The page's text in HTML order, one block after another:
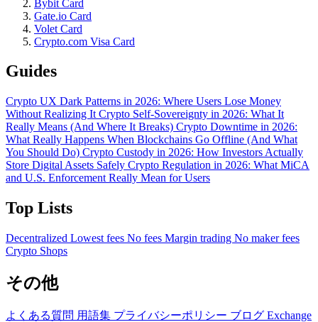
Bybit Card
Gate.io Card
Volet Card
Crypto.com Visa Card
Guides
Crypto UX Dark Patterns in 2026: Where Users Lose Money
Without Realizing It Crypto Self-Sovereignty in 2026: What It
Really Means (And Where It Breaks) Crypto Downtime in 2026:
What Really Happens When Blockchains Go Offline (And What
You Should Do) Crypto Custody in 2026: How Investors Actually
Store Digital Assets Safely Crypto Regulation in 2026: What MiCA
and U.S. Enforcement Really Mean for Users
Top Lists
Decentralized Lowest fees No fees Margin trading No maker fees
Crypto Shops
その他
よくある質問 用語集 プライバシーポリシー ブログ Exchange